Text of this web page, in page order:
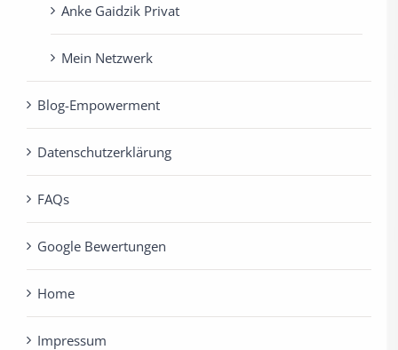
Anke Gaidzik Privat
Mein Netzwerk
Blog-Empowerment
Datenschutzerklärung
FAQs
Google Bewertungen
Home
Impressum